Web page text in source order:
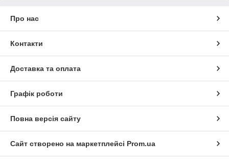
Про нас
Контакти
Доставка та оплата
Графік роботи
Повна версія сайту
Сайт створено на маркетплейсі Prom.ua